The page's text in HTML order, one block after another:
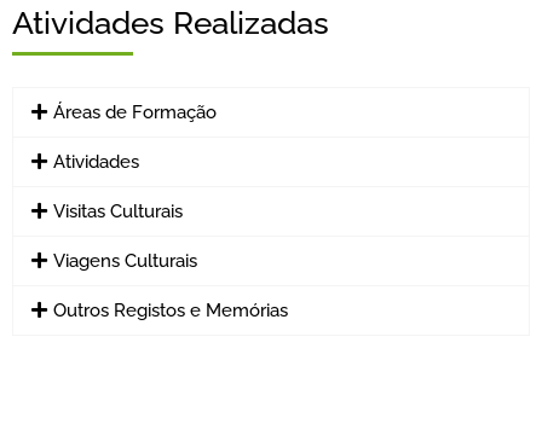
Atividades Realizadas
Áreas de Formação
Atividades
Visitas Culturais
Viagens Culturais
Outros Registos e Memórias